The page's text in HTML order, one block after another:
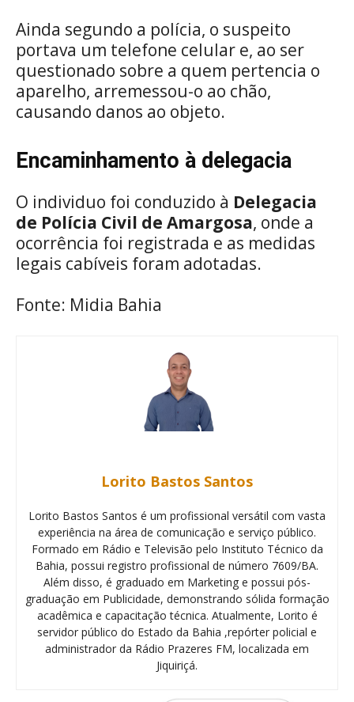
Ainda segundo a polícia, o suspeito
portava um telefone celular e, ao ser
questionado sobre a quem pertencia o
aparelho, arremessou-o ao chão,
causando danos ao objeto.
Encaminhamento à delegacia
O individuo foi conduzido à Delegacia
de Polícia Civil de Amargosa, onde a
ocorrência foi registrada e as medidas
legais cabíveis foram adotadas.
Fonte: Midia Bahia
Lorito Bastos Santos
Lorito Bastos Santos é um profissional versátil com vasta
experiência na área de comunicação e serviço público.
Formado em Rádio e Televisão pelo Instituto Técnico da
Bahia, possui registro profissional de número 7609/BA.
Além disso, é graduado em Marketing e possui pós-
graduação em Publicidade, demonstrando sólida formação
acadêmica e capacitação técnica. Atualmente, Lorito é
servidor público do Estado da Bahia ,repórter policial e
administrador da Rádio Prazeres FM, localizada em
Jiquiriçá.